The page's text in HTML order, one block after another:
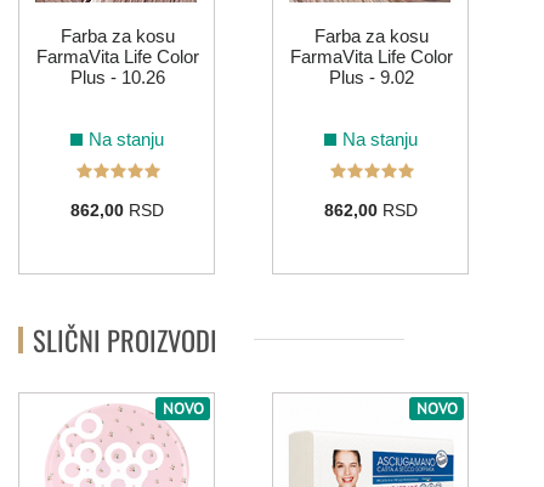
Farba za kosu
FarmaVita Life Color
Plus - 10.26
Na stanju
862,00RSD
Farba za kosu
FarmaVita Life Color
Plus - 9.02
Na stanju
862,00RSD
SLIČNI PROIZVODI
NOVO NOVO